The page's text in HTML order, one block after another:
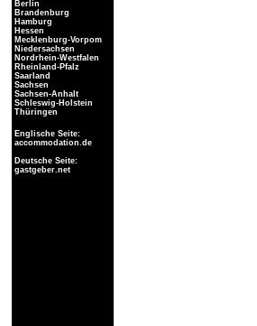
Berlin
Brandenburg
Hamburg
Hessen
Mecklenburg-Vorpom
Niedersachsen
Nordrhein-Westfalen
Rheinland-Pfalz
Saarland
Sachsen
Sachsen-Anhalt
Schleswig-Holstein
Thüringen
Englische Seite:
accommodation.de
Deutsche Seite:
gastgeber.net